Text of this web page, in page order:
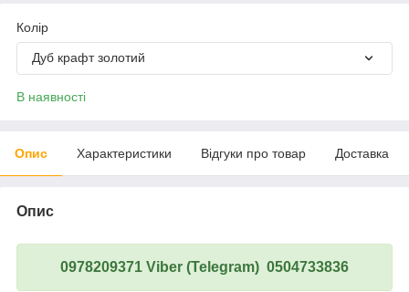
Колір
Дуб крафт золотий
В наявності
Опис Характеристики Відгуки про товар Доставка
Опис
0978209371 Viber (Telegram) 0504733836